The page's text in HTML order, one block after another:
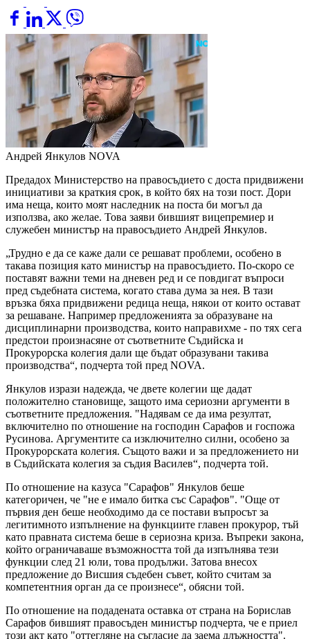
Андрей Янкулов NOVA
Предадох Министерство на правосъдието с доста придвижени
инициативи за краткия срок, в който бях на този пост. Дори
има неща, които моят наследник на поста би могъл да
използва, ако желае. Това заяви бившият вицепремиер и
служебен министър на правосъдието Андрей Янкулов.
„Трудно е да се каже дали се решават проблеми, особено в
такава позиция като министър на правосъдието. По-скоро се
поставят важни теми на дневен ред и се повдигат въпроси
пред съдебната система, когато става дума за нея. В тази
връзка бяха придвижени редица неща, някои от които остават
за решаване. Например предложенията за образуване на
дисциплинарни производства, които направихме - по тях сега
предстои произнасяне от съответните Съдийска и
Прокурорска колегия дали ще бъдат образувани такива
производства“, подчерта той пред NOVA.
Янкулов изрази надежда, че двете колегии ще дадат
положително становище, защото има сериозни аргументи в
съответните предложения. "Надявам се да има резултат,
включително по отношение на господин Сарафов и госпожа
Русинова. Аргументите са изключително силни, особено за
Прокурорската колегия. Същото важи и за предложението ни
в Съдийската колегия за съдия Василев“, подчерта той.
По отношение на казуса "Сарафов" Янкулов беше
категоричен, че "не е имало битка със Сарафов". "Още от
първия ден беше необходимо да се постави въпросът за
легитимното изпълнение на функциите главен прокурор, тъй
като правната система беше в сериозна криза. Въпреки закона,
който ограничаваше възможността той да изпълнява тези
функции след 21 юли, това продължи. Затова внесох
предложение до Висшия съдебен съвет, който считам за
компетентния орган да се произнесе“, обясни той.
По отношение на подадената оставка от страна на Борислав
Сарафов бившият правосъден министър подчерта, че е приел
този акт като "оттегляне на съгласие да заема длъжността".